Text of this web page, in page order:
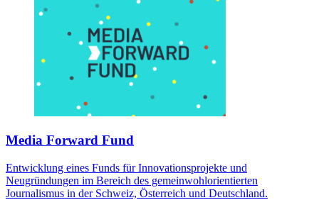
Media Forward Fund
Entwicklung eines Funds für Innovationsprojekte und
Neugründungen im Bereich des gemeinwohlorientierten
Journalismus in der Schweiz, Österreich und Deutschland.